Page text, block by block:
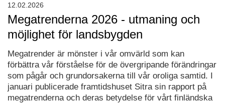
Megatrenderna 2026 - utmaning och
möjlighet för landsbygden
Megatrender är mönster i vår omvärld som kan
förbättra vår förståelse för de övergripande förändringar
som pågår och grundorsakerna till vår oroliga samtid. I
januari publicerade framtidshuset Sitra sin rapport på
megatrenderna och deras betydelse för vårt finländska
12.02.2026